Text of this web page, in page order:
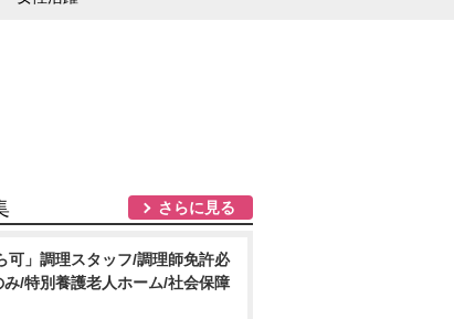
さらに見る
可」調理スタッフ/調理師免許必
み/特別養護老人ホーム/社会保障